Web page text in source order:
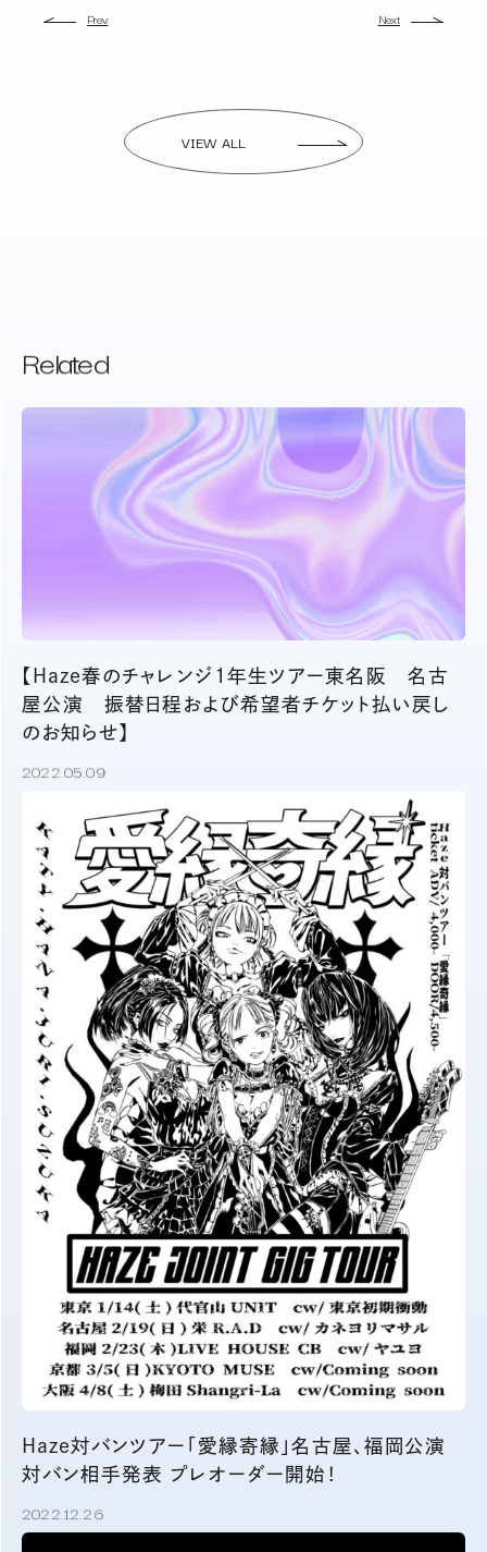
Next
Prev
VIEW ALL
Related
【Haze春のチャレンジ1年生ツアー東名阪 名古
屋公演 振替日程および希望者チケット払い戻し
のお知らせ】
2022.05.09
Haze対バンツアー「愛縁寄縁」名古屋、福岡公演
対バン相手発表 プレオーダー開始！
2022.12.26